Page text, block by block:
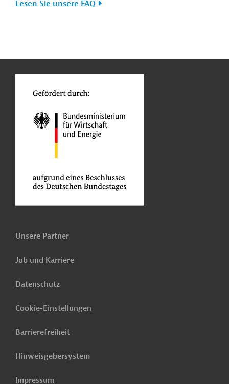
Lesen Sie unsere FAQ
Unsere Partner
Job und Karriere
Datenschutz
Cookie-Einstellungen
Barrierefreiheit
Hinweisgebersystem
Impressum